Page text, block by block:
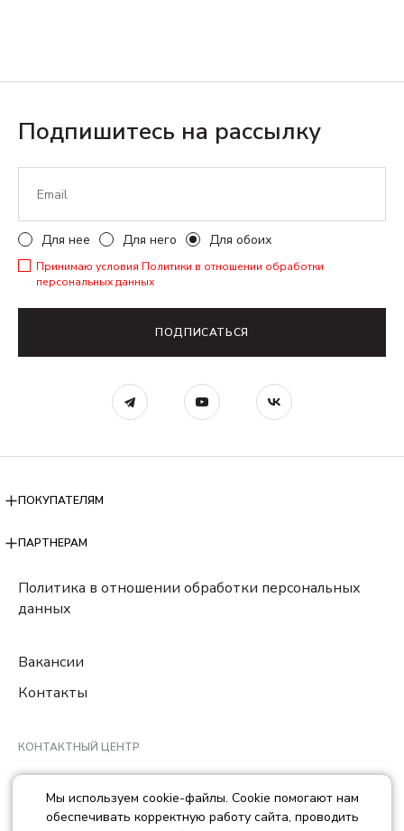
Подпишитесь на рассылку
Для нее Для него Для обоих
Принимаю условия Политики в отношении обработки
персональных данных
ПОДПИСАТЬСЯ
ПОКУПАТЕЛЯМ
ПАРТНЕРАМ
Политика в отношении обработки персональных
данных
Вакансии
Контакты
КОНТАКТНЫЙ ЦЕНТР
8 (800) 222-78-29
Ежедневно с 10:00 до 22:00 МCK
Мы используем cookie-файлы. Cookie помогают нам
обеспечивать корректную работу сайта, проводить